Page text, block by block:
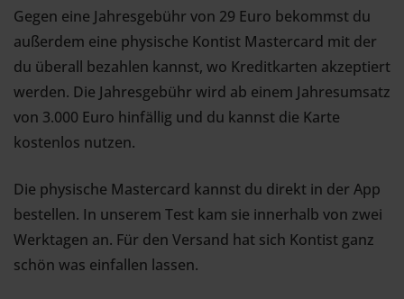
Gegen eine Jahresgebühr von 29 Euro bekommst du
außerdem eine physische Kontist Mastercard mit der
du überall bezahlen kannst, wo Kreditkarten akzeptiert
werden. Die Jahresgebühr wird ab einem Jahresumsatz
von 3.000 Euro hinfällig und du kannst die Karte
kostenlos nutzen.
Die physische Mastercard kannst du direkt in der App
bestellen. In unserem Test kam sie innerhalb von zwei
Werktagen an. Für den Versand hat sich Kontist ganz
schön was einfallen lassen.